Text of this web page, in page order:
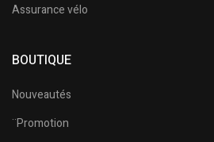
Assurance vélo
BOUTIQUE
Nouveautés
¨Promotion